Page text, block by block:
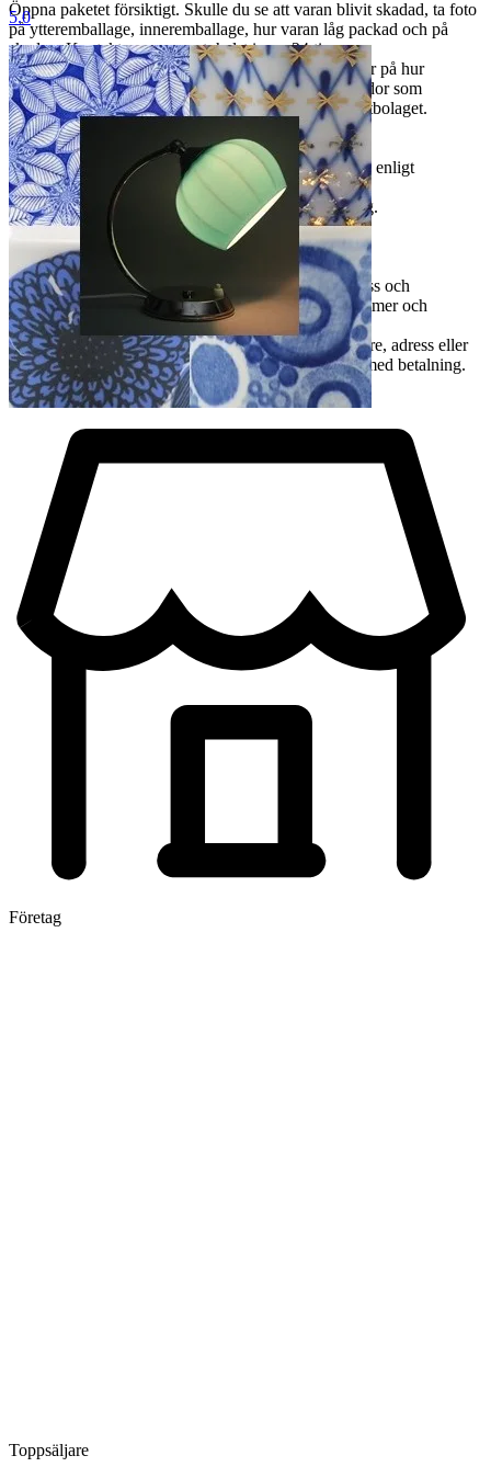
Öppna paketet försiktigt. Skulle du se att varan blivit skadad, ta foto
på ytteremballage, inneremballage, hur varan låg packad och på
skadan. Kontakta oss snarast, helst inom 24 timmar.
Spara emballaget och den skadade varan. Utan bilder på hur
emballaget ser ut, hur varan är packad och vilka skador som
uppkommit kan vi inte göra en reklamation mot fraktbolaget.
Allmänt
Hos oss handlar du tryggt och säkert. Du är skyddad enligt
distansköp- och konsumentlagstiftning.
Vi har F-skatt och tillämpar vinstmarginalbeskattning.
Vi skickar varor inom EU.
Det är varje enskild köpares ansvar att se till att adress och
kontaktuppgifter som är registrerade på Tradera stämmer och
fungerar.
Om du vill ha din vara skickad till en annan mottagare, adress eller
ombud så ändrar du det själv på Tradera i samband med betalning.
5.0
Företag
Toppsäljare